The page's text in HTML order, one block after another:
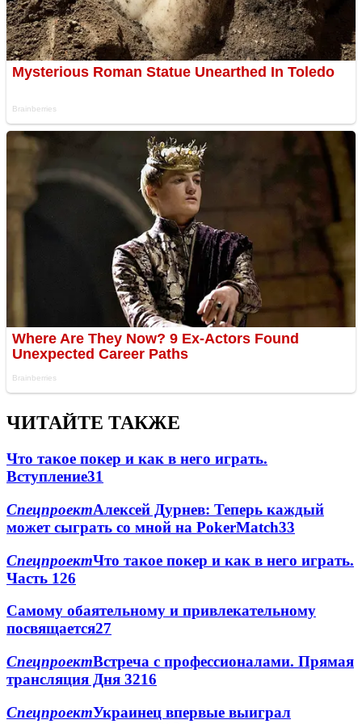
ЧИТАЙТЕ ТАКЖЕ
Что такое покер и как в него играть.
Вступление31
СпецпроектАлексей Дурнев: Теперь каждый
может сыграть со мной на PokerMatch33
СпецпроектЧто такое покер и как в него играть.
Часть 126
Самому обаятельному и привлекательному
посвящается27
СпецпроектВстреча с профессионалами. Прямая
трансляция Дня 3216
СпецпроектУкраинец впервые выиграл